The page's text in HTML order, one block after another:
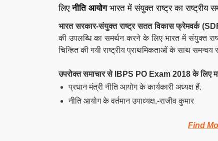
लिएनीति आयोगभारत में संयुक्त राष्ट्र का राष्ट्रीय
भारत सरकार-संयुक्त राष्ट्र सतत विकास फ्रेमवर्क
की उपलब्धि का समर्थन करने के लिए भारत में संयुक्त
चिन्हित की गयी राष्ट्रीय प्राथमिकताओं के साथ समन्‍वय
उपरोक्त समाचार से IBPS PO Exam 2018 के लिए
प्रधान मंत्रीनीति आयोगके कार्यकारी अध्यक्ष हैं.
नीतिआयोग के वर्तमान उपाध्यक्ष.-राजीव कुमार
Find